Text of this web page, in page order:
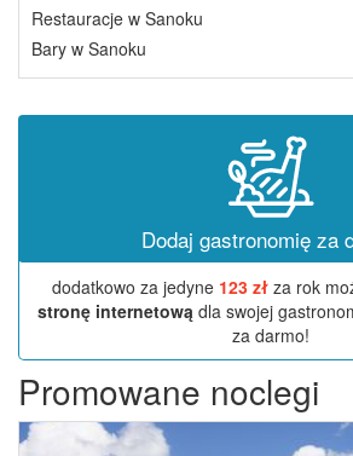
Restauracje w Sanoku
Bary w Sanoku
Dodaj gastronomię za
dodatkowo za jedyne 123 złza rok
stronę internetowądla swojej
za darmo!
Promowane noclegi
Previous